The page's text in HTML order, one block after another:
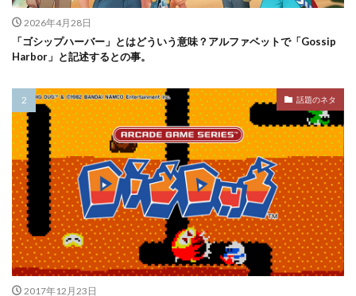
2026年4月28日
「ゴシップハーバー」とはどういう意味？アルファベットで「Gossip
Harbor」と記述するとの事。
話題のネタ
2017年12月23日